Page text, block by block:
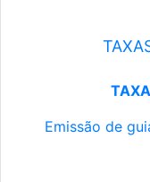
Emissão de